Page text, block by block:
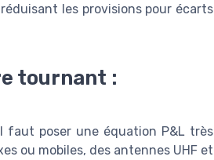
les provisions pour écarts
tournant :
faut poser une équation P&L très
ou mobiles, des antennes UHF et